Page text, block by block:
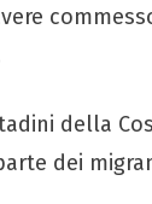
della
dei